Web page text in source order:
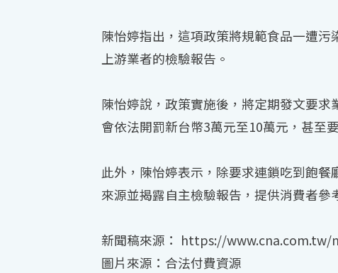
陳怡婷指出，這項政策將規範食品一遭
上游業者的檢驗報告。
陳怡婷說，政策實施後，將定期發文要
會依法開罰新台幣3萬元至10萬元，甚至
此外，陳怡婷表示，除要求連鎖吃到飽
來源並揭露自主檢驗報告，提供消費者參
新聞稿來源： https://www.cna.com.tw/
圖片來源：合法付費資源